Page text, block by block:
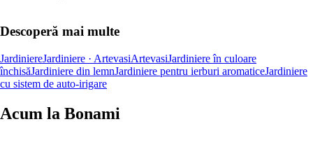
Descoperă mai multe
JardiniereJardiniere · ArtevasiArtevasiJardiniere în culoare
închisăJardiniere din lemnJardiniere pentru ierburi aromaticeJardiniere
cu sistem de auto-irigare
Acum la Bonami